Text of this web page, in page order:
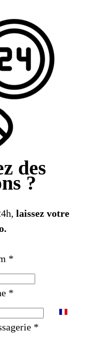
des
?
laissez votre
*
*
F
*